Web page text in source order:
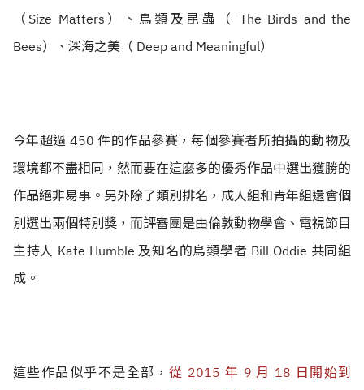
（Size Matters）、鳥類及昆蟲（ The Birds and the
Bees）、深海之美（ Deep and Meaningful）
今年超過 450 件的作品參賽，每個參賽者所拍攝的動物及
環境都不盡相同，然而要在這麼多的優秀作品中選出獲勝的
作品絕非易事。另外除了類別排名，成人組和青年組還會個
別選出兩個特別獎，而評審團是由倫敦動物學會、電視節目
主持人 Kate Humble 及知名的鳥類學者 Bill Oddie 共同組
成。
這些作品似乎不是全部，從 2015 年 9 月 18 日開始到